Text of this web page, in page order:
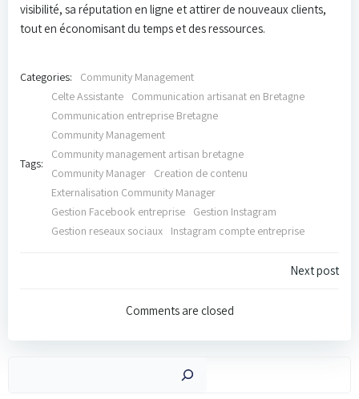
visibilité, sa réputation en ligne et attirer de nouveaux clients,
tout en économisant du temps et des ressources.
Categories: Community Management
Tags:
Celte Assistante
Communication artisanat en Bretagne
Communication entreprise Bretagne
Community Management
Community management artisan bretagne
Community Manager
Creation de contenu
Externalisation Community Manager
Gestion Facebook entreprise
Gestion Instagram
Gestion reseaux sociaux
Instagram compte entreprise
l’article
Next post
Comments are closed